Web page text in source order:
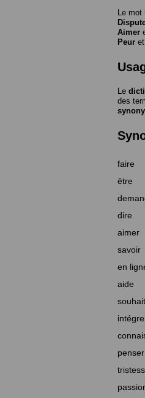
Le mot
Aimer
Peur et
Le
des
faire
être
dire
aimer
savoir
en
aide
penser